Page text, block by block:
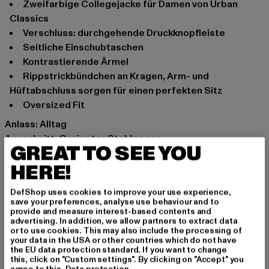
Zweifarbige Collegejacke für Damen von Urban
Classics
Verschluss: durchgehende Druckknopfleiste
Seitliche Einschubtaschen
Kontrastierende Ärmel
Rippstrickbündchen an Kragen, Arm- und
Hüftabschluss sorgen für einen perfekten Sitz
Oversized Fit
Anlass: Alltag
Ausschnitt: Gerippter Stehkragen
Ärmelart: Fledermausärmel
Verschlussarten: Druckknopfleiste
Schnitt: Oversize
Marke: Urban Classics
Kat.: Collegejacken
Farbe: beige
Hersteller Farbe: softseagrass/white
Materialzusammensetzung: 100% Baumwolle
GREAT TO SEE YOU
HERE!
DefShop uses cookies to improve your use experience,
save your preferences, analyse use behaviour and to
provide and measure interest-based contents and
advertising. In addition, we allow partners to extract data
or to use cookies. This may also include the processing of
your data in the USA or other countries which do not have
the EU data protection standard. If you want to change
this, click on "Custom settings". By clicking on "Accept" you